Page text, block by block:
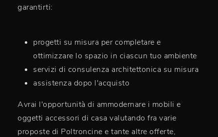
garantirti:
progetti su misura per completare e
ottimizzare lo spazio in ciascun tuo ambiente
servizi di consulenza architettonica su misura
assistenza dopo l'acquisto
Avrai l'opportunità di ammodernare i mobili e
oggetti accessori di casa valutando fra varie
proposte di Poltroncine e tante altre offerte,